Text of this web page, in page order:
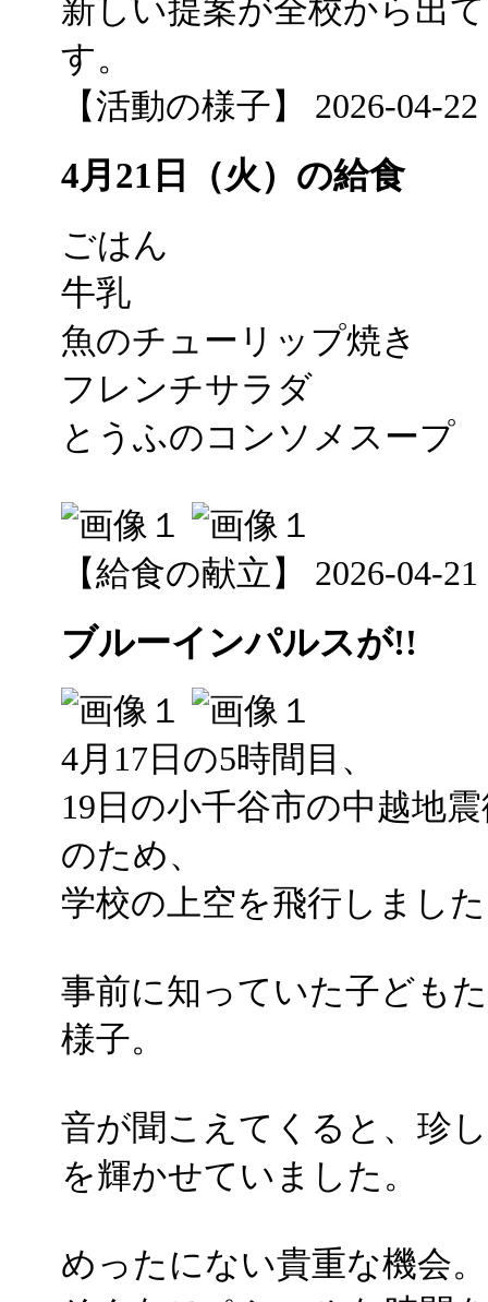
新しい提案が全校から出
す。
【活動の様子】 2026-04-
4月21日（火）の給食
ごはん
牛乳
魚のチューリップ焼き
フレンチサラダ
とうふのコンソメスープ
【給食の献立】 2026-04-
ブルーインパルスが!!
4月17日の5時間目、
19日の小千谷市の中越地
のため、
学校の上空を飛行しまし
事前に知っていた子ども
様子。
音が聞こえてくると、珍
を輝かせていました。
めったにない貴重な機会。